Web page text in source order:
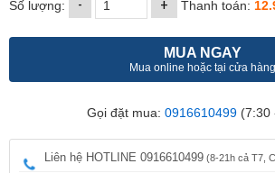
Số lượng: - + Thanh toán:
MUA NGAY
Mua online hoặc tại cửa hàng
Gọi đặt mua: 0916610499(7:30
Liên hệ HOTLINE 0916610499 (8-21h cả T7,